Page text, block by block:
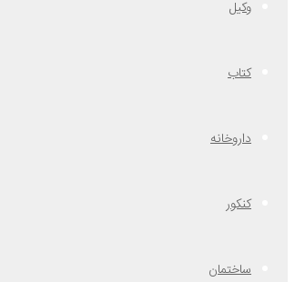
وکیل
کتاب
داروخانه
کنکور
ساختمان